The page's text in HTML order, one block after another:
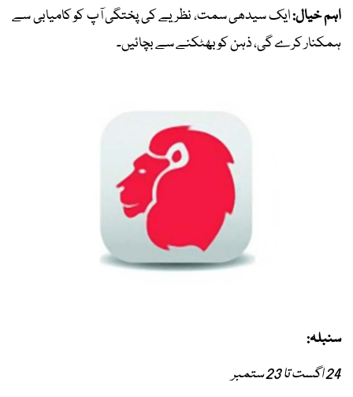
اہم خیال:ایک سیدھی سمت، نظریے کی پختگی آپ کو کامیابی سے
ہمکنار کرے گی، ذہن کو بھٹکنے سے بچائیں۔
سنبلہ:
24 اگست تا 23 ستمبر